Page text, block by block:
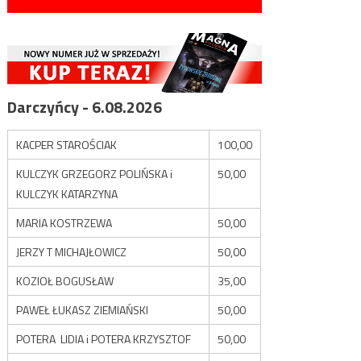
Darczyńcy - 6.08.2026
KACPER STAROŚCIAK
100,00
KULCZYK GRZEGORZ POLIŃSKA i
KULCZYK KATARZYNA
50,00
MARIA KOSTRZEWA
50,00
JERZY T MICHAJŁOWICZ
50,00
KOZIOŁ BOGUSŁAW
35,00
PAWEŁ ŁUKASZ ZIEMIAŃSKI
50,00
POTERA LIDIA i POTERA KRZYSZTOF
50,00